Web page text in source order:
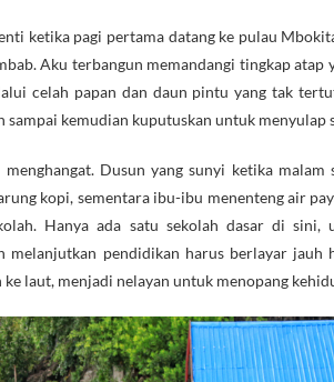
Aku terbangun memandangi tingkap atap
celah papan dan daun pintu yang tak
sampai kemudian kuputuskan untuk
Dusun yang sunyi ketika
kopi, sementara ibu-ibu menenteng air
Hanya ada satu sekolah dasar di sini,
melanjutkan pendidikan harus berlayar jauh
laut, menjadi nelayan untuk menopang